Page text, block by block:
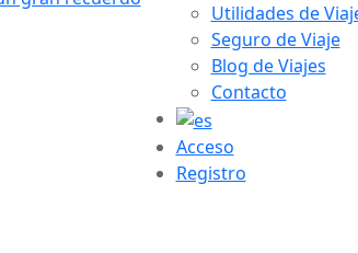
Utilidades de
Seguro de Viaje
Blog de Viajes
Contacto
Acceso
Registro